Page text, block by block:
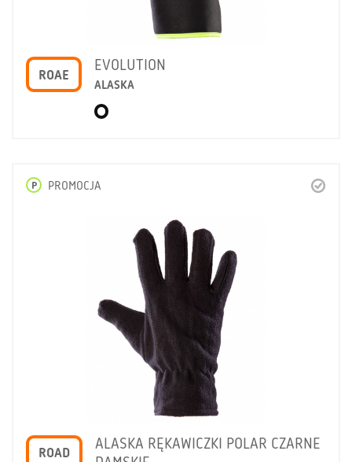
ROAE
EVOLUTION
ALASKA
P PROMOCJA
ROAD
ALASKA RĘKAWICZKI POLAR CZARNE